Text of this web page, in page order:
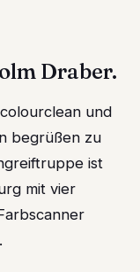
Draber.
und
begrüßen zu
ist
mit vier